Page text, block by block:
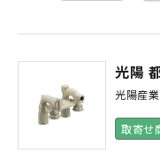
光陽
光陽産業
取寄せ